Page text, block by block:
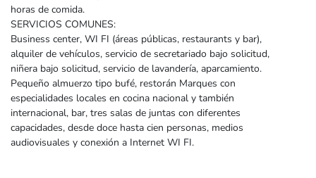
horas de comida.
SERVICIOS COMUNES:
Business center, WI FI (áreas públicas, restaurants y bar),
alquiler de vehículos, servicio de secretariado bajo solicitud,
niñera bajo solicitud, servicio de lavandería, aparcamiento.
Pequeño almuerzo tipo bufé, restorán Marques con
especialidades locales en cocina nacional y también
internacional, bar, tres salas de juntas con diferentes
capacidades, desde doce hasta cien personas, medios
audiovisuales y conexión a Internet WI FI.